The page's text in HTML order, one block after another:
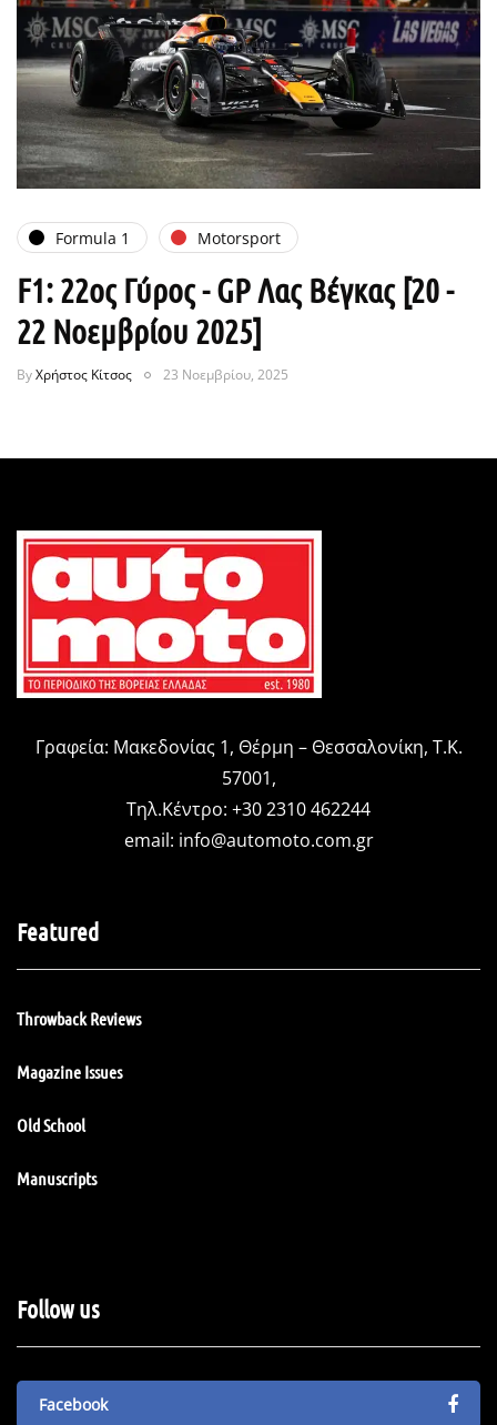
Formula 1 Motorsport
F1: 22ος Γύρος - GP Λας Βέγκας [20 -
22 Νοεμβρίου 2025]
ByΧρήστος Κίτσος 23 Νοεμβρίου, 2025
Γραφεία: Μακεδονίας 1, Θέρμη – Θεσσαλονίκη, Τ.Κ.
57001,
Τηλ.Κέντρο: +30 2310 462244
email: info@automoto.com.gr
Featured
Throwback Reviews
Magazine Issues
Old School
Manuscripts
Follow us
Facebook